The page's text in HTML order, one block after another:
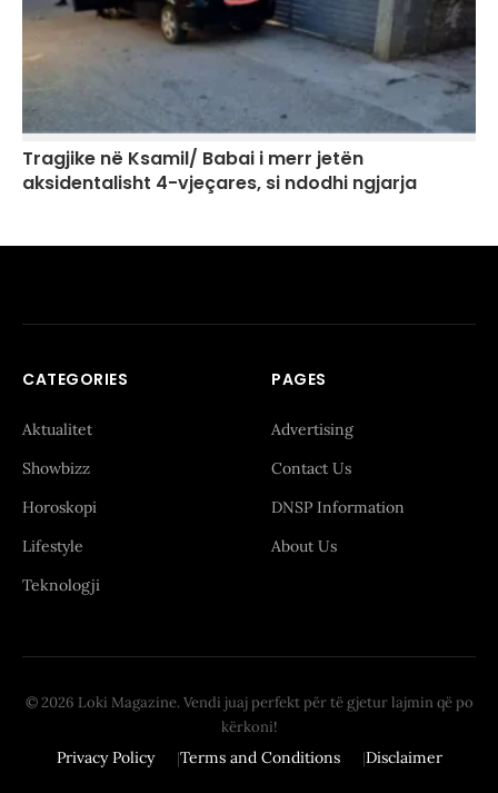
Tragjike në Ksamil/ Babai i merr jetën
aksidentalisht 4-vjeçares, si ndodhi ngjarja
CATEGORIES
Aktualitet
Showbizz
Horoskopi
Lifestyle
Teknologji
PAGES
Advertising
Contact Us
DNSP Information
About Us
© 2026 Loki Magazine. Vendi juaj perfekt për të gjetur lajmin që po
kërkoni!
Privacy Policy Terms and Conditions Disclaimer